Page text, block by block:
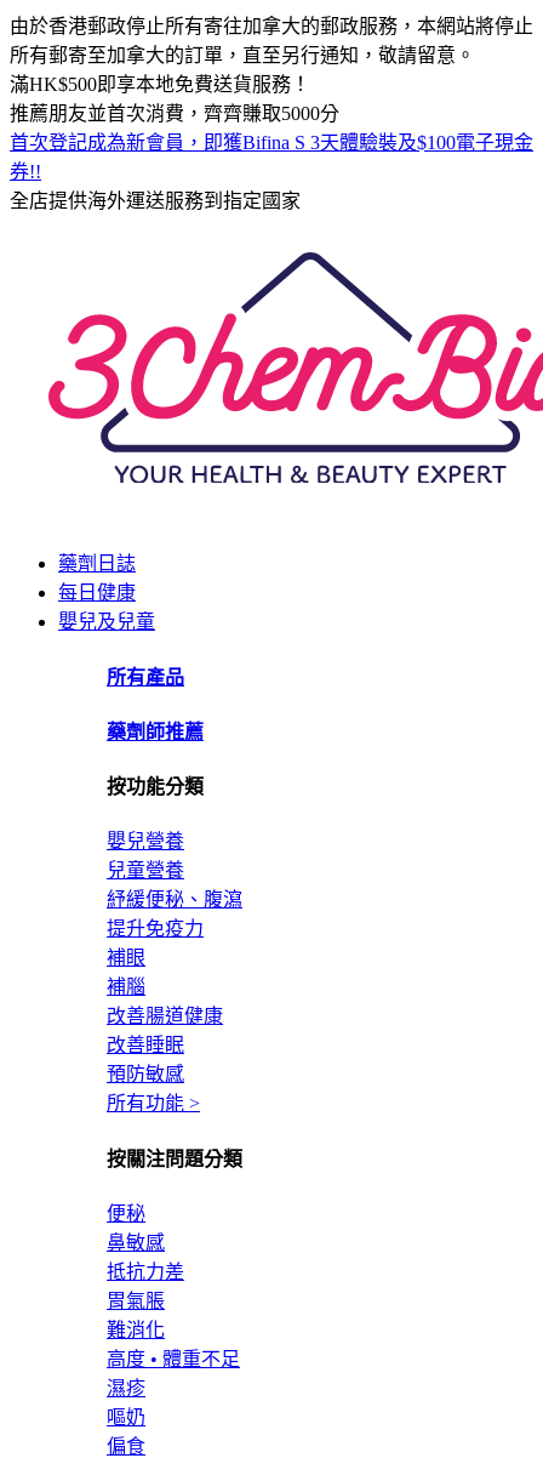
由於香港郵政停止所有寄往加拿大的郵政服務，本網站將停止
所有郵寄至加拿大的訂單，直至另行通知，敬請留意。
滿HK$500即享本地免費送貨服務！
推薦朋友並首次消費，齊齊賺取5000分
首次登記成為新會員，即獲Bifina S 3天體驗裝及$100電子現金
券!!
全店提供海外運送服務到指定國家
藥劑日誌
每日健康
嬰兒及兒童
所有產品
藥劑師推薦
按功能分類
嬰兒營養
兒童營養
紓緩便秘、腹瀉
提升免疫力
補眼
補腦
改善腸道健康
改善睡眠
預防敏感
所有功能 >
按關注問題分類
便秘
鼻敏感
抵抗力差
胃氣脹
難消化
高度 • 體重不足
濕疹
嘔奶
偏食